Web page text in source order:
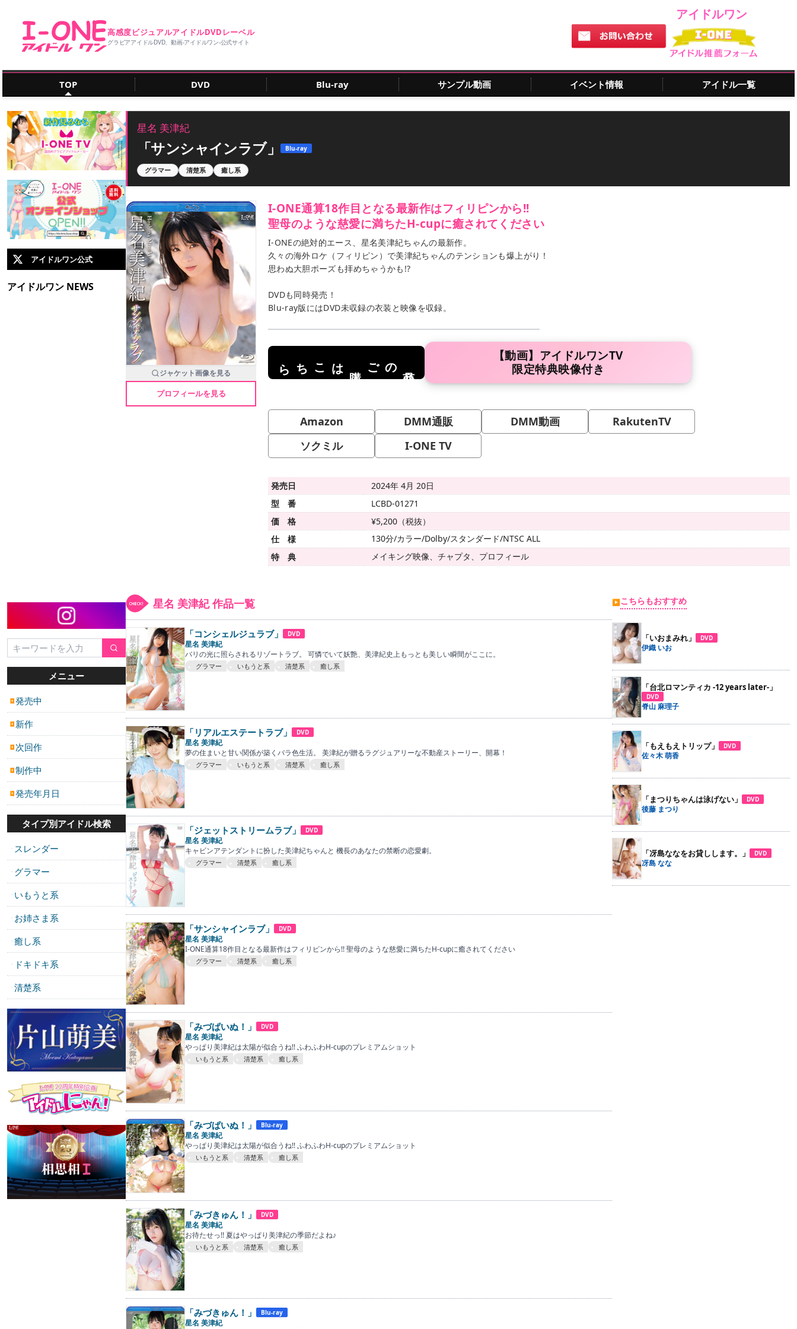
高感度ビジュアルアイドルDVDレーベル
グラビアアイドルDVD、動画‐アイドルワン‐公式サイト
アイドルワン
TOP DVD Blu-ray サンプル動画 イベント情報 アイドル一覧
アイドルワン公式
アイドルワン NEWS
メニュー
▶発売中
▶ 新作
▶ 次回作
▶制作中
▶発売年月日
タイプ別アイドル検索
・ スレンダー
・ グラマー
・ いもうと系
・ お姉さま系
・ 癒し系
・ ドキドキ系
・ 清楚系
星名 美津紀
「サンシャインラブ」 Blu-ray
グラマー 清楚系 癒し系
ジャケット画像を見る
プロフィールを見る
I-ONE通算18作目となる最新作はフィリピンから!!
聖母のような慈愛に満ちたH-cupに癒されてください
I-ONEの絶対的エース、星名美津紀ちゃんの最新作。
久々の海外ロケ（フィリピン）で美津紀ちゃんのテンションも爆上がり！
思わぬ大胆ポーズも拝めちゃうかも!?
DVDも同時発売！
Blu-ray版にはDVD未収録の衣装と映像を収録。
のご
はこちら
【動画】アイドルワンTV
限定特典映像付き
Amazon DMM通販 DMM動画
RakutenTV
ソクミル
I-ONE TV
発売日
2024年 4月 20日
型 番
LCBD-01271
価 格
¥5,200（税抜）
仕 様
130分/カラー/Dolby/スタンダード/NTSC ALL
特 典
メイキング映像、チャプタ、プロフィール
星名 美津紀 作品一覧
「コンシェルジュラブ」 DVD
星名 美津紀
バリの光に照らされるリゾートラブ。 可憐でいて妖艶、美津紀史上もっとも美しい瞬間がここに。
グラマー いもうと系 清楚系 癒し系
「リアルエステートラブ」 DVD
星名 美津紀
夢の住まいと甘い関係が築くバラ色生活。 美津紀が贈るラグジュアリーな不動産ストーリー、開幕！
グラマー いもうと系 清楚系 癒し系
「ジェットストリームラブ」 DVD
星名 美津紀
キャビンアテンダントに扮した美津紀ちゃんと 機長のあなたの禁断の恋愛劇。
グラマー 清楚系 癒し系
「サンシャインラブ」 DVD
星名 美津紀
I-ONE通算18作目となる最新作はフィリピンから!! 聖母のような慈愛に満ちたH-cupに癒されてください
グラマー 清楚系 癒し系
「みづぱいぬ！」 DVD
星名 美津紀
やっぱり美津紀は太陽が似合うね!! ふわふわH-cupのプレミアムショット
いもうと系 清楚系 癒し系
「みづぱいぬ！」 Blu-ray
星名 美津紀
やっぱり美津紀は太陽が似合うね!! ふわふわH-cupのプレミアムショット
いもうと系 清楚系 癒し系
「みづきゅん！」 DVD
星名 美津紀
お待たせっ!! 夏はやっぱり美津紀の季節だよね♪
いもうと系 清楚系 癒し系
「みづきゅん！」 Blu-ray
星名 美津紀
▶こちらもおすすめ
「いおまみれ」 DVD
伊織 いお
「台北ロマンティカ -12 years later-」
DVD
脊山 麻理子
「もえもえトリップ」 DVD
佐々木 萌香
「まつりちゃんは泳げない」 DVD
後藤 まつり
「冴島ななをお貸しします。」 DVD
冴島 なな